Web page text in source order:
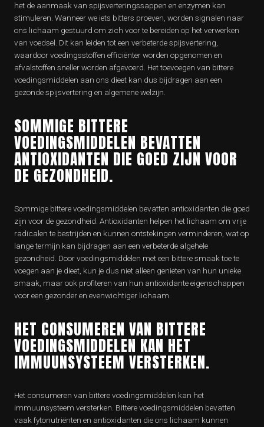
het de aanmaak van spijsverteringssappen en enzymen kan
stimuleren. Wanneer we iets bitters proeven, worden signalen naar
ons lichaam gestuurd om zich voor te bereiden op het verwerken
van voedsel. Dit kan leiden tot een verbeterde spijsvertering,
waardoor voedingsstoffen efficiënter worden opgenomen en
afvalstoffen sneller worden afgevoerd. Het toevoegen van bittere
voedingsmiddelen aan ons dieet kan dus bijdragen aan een
gezonde spijsvertering en algemene welzijn.
SOMMIGE BITTERE
VOEDINGSMIDDELEN BEVATTEN
ANTIOXIDANTEN DIE GOED ZIJN VOOR
DE GEZONDHEID.
Sommige bittere voedingsmiddelen bevatten antioxidanten die goed
zijn voor de gezondheid. Antioxidanten helpen het lichaam om vrije
radicalen te bestrijden en kunnen ontstekingen verminderen, wat op
lange termijn kan bijdragen aan een verbeterde algehele
gezondheid. Door voedingsmiddelen met een bittere smaak toe te
voegen aan je dieet, kun je dus niet alleen genieten van hun unieke
smaak, maar ook profiteren van hun antioxidante eigenschappen
voor een gezonder en evenwichtiger lichaam.
HET CONSUMEREN VAN BITTERE
VOEDINGSMIDDELEN KAN HET
IMMUUNSYSTEEM VERSTERKEN.
Het consumeren van bittere voedingsmiddelen kan het
immuunsysteem versterken. Bittere voedingsmiddelen bevatten
vaak fytonutriënten en antioxidanten die ons lichaam kunnen